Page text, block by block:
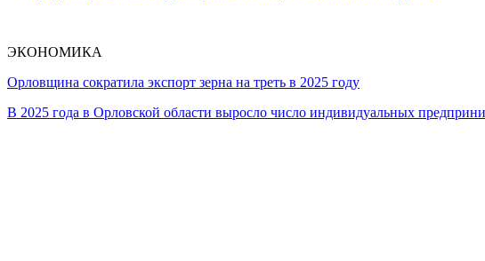
ЭКОНОМИКА
Орловщина сократила экспорт зерна на треть в 2025 году
В 2025 года в Орловской области выросло число индивидуальных